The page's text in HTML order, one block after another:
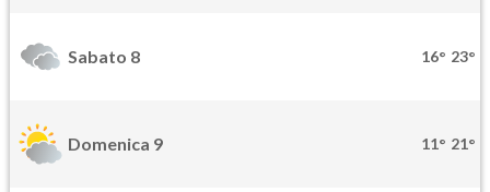
Sabato 8 16° 23°
Domenica 9 11° 21°